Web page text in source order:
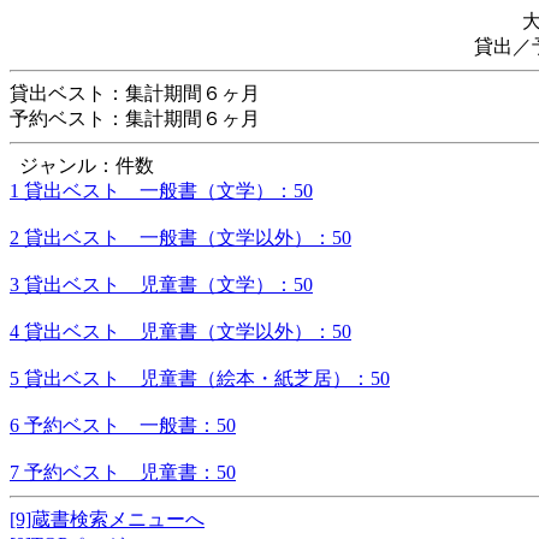
貸出／
貸出ベスト：集計期間６ヶ月
予約ベスト：集計期間６ヶ月
ジャンル：件数
1 貸出ベスト 一般書（文学）：50
2 貸出ベスト 一般書（文学以外）：50
3 貸出ベスト 児童書（文学）：50
4 貸出ベスト 児童書（文学以外）：50
5 貸出ベスト 児童書（絵本・紙芝居）：50
6 予約ベスト 一般書：50
7 予約ベスト 児童書：50
[9]蔵書検索メニューへ